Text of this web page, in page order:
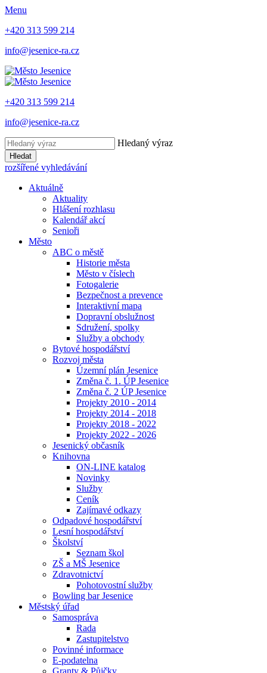
Menu
+420 313 599 214
info@jesenice-ra.cz
+420 313 599 214
info@jesenice-ra.cz
Hledaný výraz
Hledat
rozšířené vyhledávání
Aktuálně
Aktuality
Hlášení rozhlasu
Kalendář akcí
Senioři
Město
ABC o městě
Historie města
Město v číslech
Fotogalerie
Bezpečnost a prevence
Interaktivní mapa
Dopravní obslužnost
Sdružení, spolky
Služby a obchody
Bytové hospodářství
Rozvoj města
Územní plán Jesenice
Změna č. 1. ÚP Jesenice
Změna č. 2 ÚP Jesenice
Projekty 2010 - 2014
Projekty 2014 - 2018
Projekty 2018 - 2022
Projekty 2022 - 2026
Jesenický občasník
Knihovna
ON-LINE katalog
Novinky
Služby
Ceník
Zajímavé odkazy
Odpadové hospodářství
Lesní hospodářství
Školství
Seznam škol
ZŠ a MŠ Jesenice
Zdravotnictví
Pohotovostní služby
Bowling bar Jesenice
Městský úřad
Samospráva
Rada
Zastupitelstvo
Povinné informace
E-podatelna
Granty & Půjčky